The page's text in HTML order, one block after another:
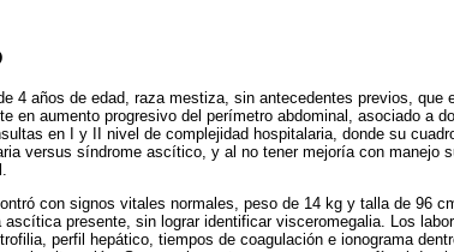
4 años de edad, raza mestiza, sin antecedentes previos,
en aumento progresivo del perímetro abdominal, asociado a
en I y II nivel de complejidad hospitalaria, donde su
versus síndrome ascítico, y al no tener mejoría con manejo
con signos vitales normales, peso de 14 kg y talla de 96
ascítica presente, sin lograr identificar visceromegalia. Los
perfil hepático, tiempos de coagulación e ionograma